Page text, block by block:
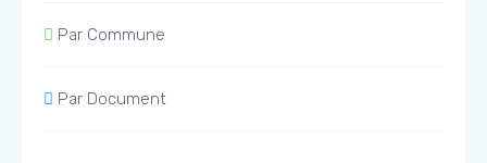
Par Commune
Par Document